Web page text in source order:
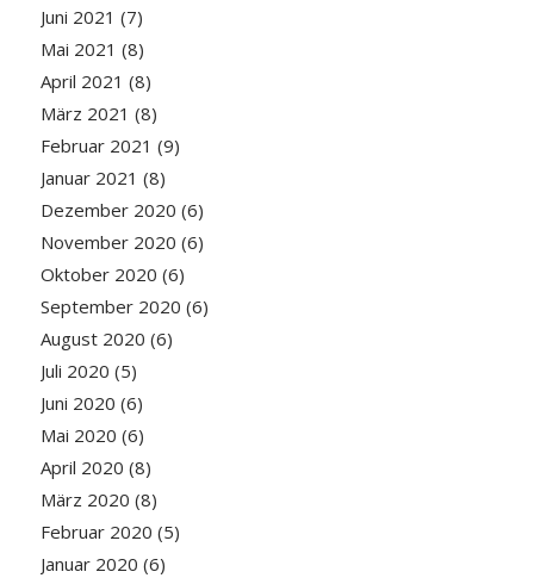
Juni 2021 (7)
Mai 2021 (8)
April 2021 (8)
März 2021 (8)
Februar 2021 (9)
Januar 2021 (8)
Dezember 2020 (6)
November 2020 (6)
Oktober 2020 (6)
September 2020 (6)
August 2020 (6)
Juli 2020 (5)
Juni 2020 (6)
Mai 2020 (6)
April 2020 (8)
März 2020 (8)
Februar 2020 (5)
Januar 2020 (6)